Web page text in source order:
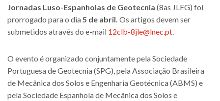
Jornadas Luso-Espanholas de Geotecnia (8as JLEG) foi
prorrogado para o dia 5 de abril. Os artigos devem ser
submetidos através do e-mail 12clb-8jle@lnec.pt
O evento é organizado conjuntamente pela Sociedade
Portuguesa de Geotecnia (SPG), pela Associação Brasileira
de Mecânica dos Solos e Engenharia Geotécnica (ABMS) e
pela Sociedade Espanhola de Mecânica dos Solos e